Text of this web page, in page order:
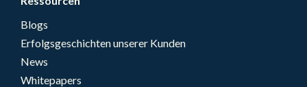
Blogs
Erfolgsgeschichten unserer Kunden
News
Whitepapers